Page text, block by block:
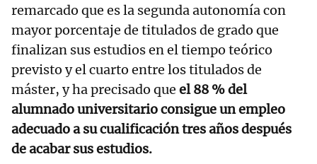
remarcado que es la segunda autonomía con
mayor porcentaje de titulados de grado que
finalizan sus estudios en el tiempo teórico
previsto y el cuarto entre los titulados de
máster, y ha precisado que el 88 % del
alumnado universitario consigue un empleo
adecuado a su cualificación tres años después
de acabar sus estudios.